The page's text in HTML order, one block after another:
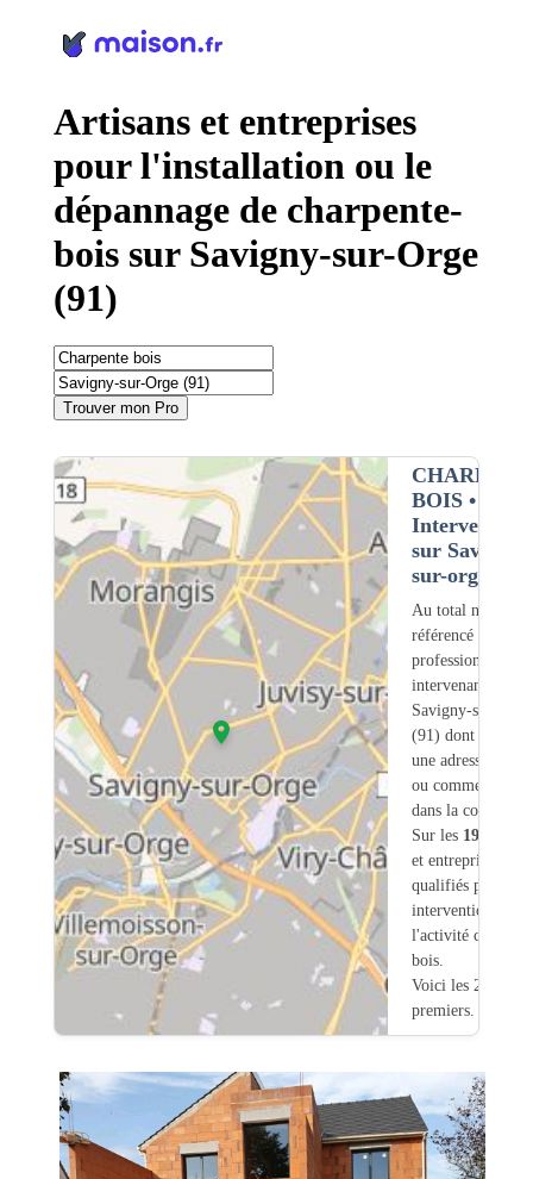
Artisans et entreprises
pour l'installation ou le
dépannage de charpente-
bois sur Savigny-sur-Orge
(91)
Trouver mon Pro
BOIS•
Intervention
sur Savigny-
sur-orge (91)
Au total nous
référencé
professionnels
intervenant sur
Savigny-sur-Orge
(91) dont
une adresse légale
ou commerciale
dans la commune.
Sur les 191
et entreprises
qualifiés pour une
intervention sur
l'activité
bois.
Voici les 20
premiers.